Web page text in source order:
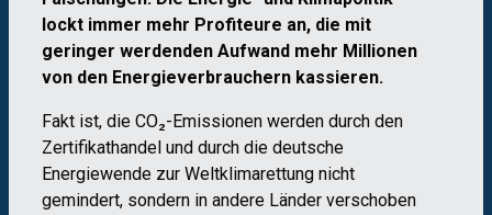
lockt immer mehr Profiteure an, die mit
geringer werdenden Aufwand mehr Millionen
von den Energieverbrauchern kassieren.
Fakt ist, die CO₂-Emissionen werden durch den
Zertifikathandel und durch die deutsche
Energiewende zur Weltklimarettung nicht
gemindert, sondern in andere Länder verschoben